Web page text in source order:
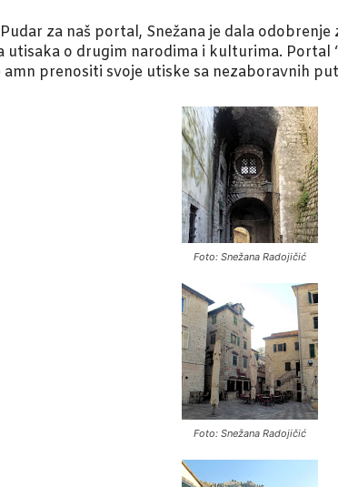
za naš portal, Snežana je dala
o drugim narodima i kulturima. Portal
prenositi svoje utiske sa nezaboravnih
Foto: Snežana Radojičić
Foto: Snežana Radojičić